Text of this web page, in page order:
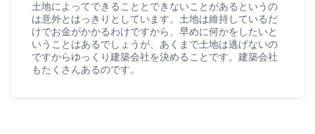
土地によってできることとできないことがあるというの
は意外とはっきりとしています。土地は維持しているだ
けでお金がかかるわけですから、早めに何かをしたいと
いうことはあるでしょうが、あくまで土地は逃げないの
ですからゆっくり建築会社を決めることです。建築会社
もたくさんあるのです。